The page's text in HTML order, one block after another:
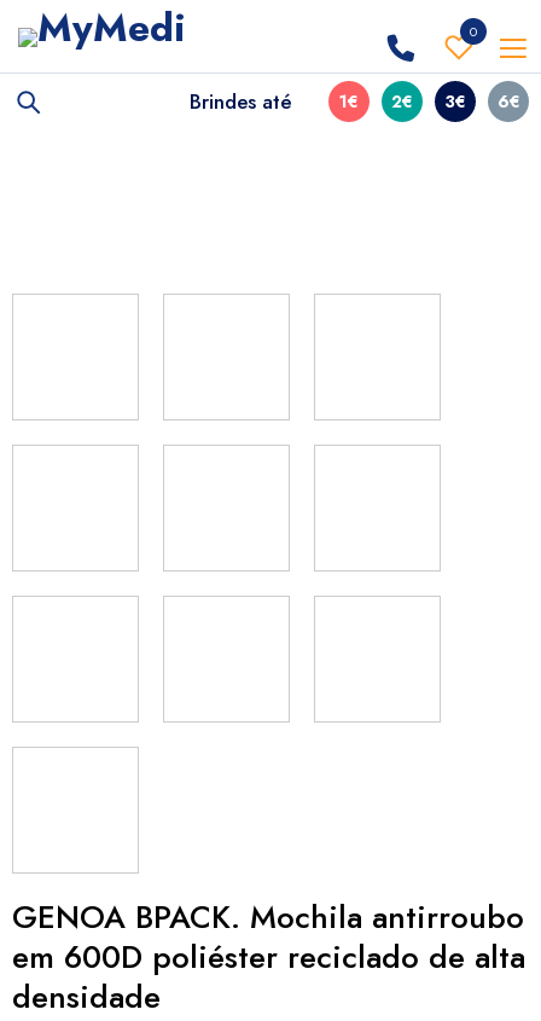
0
Brindes até 1€ 2€ 3€ 6€
GENOA BPACK. Mochila antirroubo
em 600D poliéster reciclado de alta
densidade